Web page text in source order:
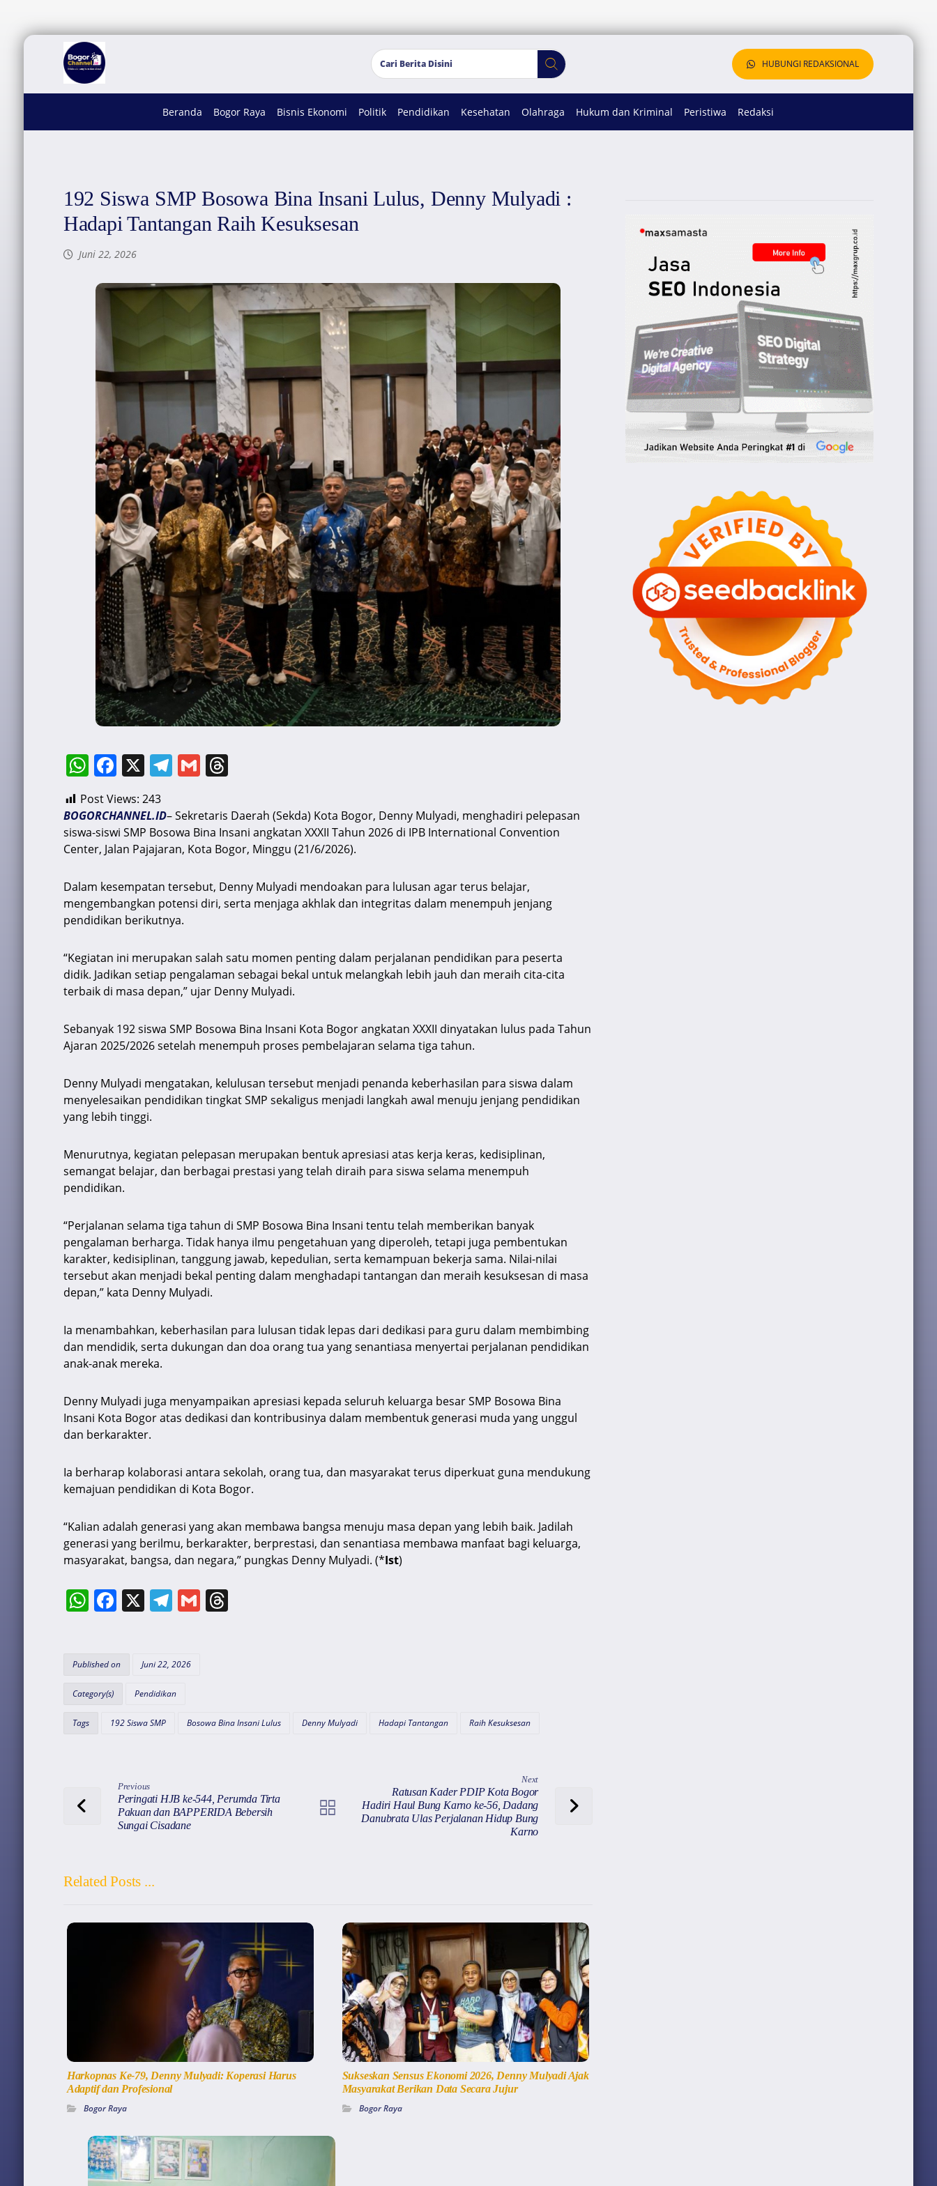
HUBUNGI REDAKSIONAL
Beranda Bogor Raya Bisnis Ekonomi Politik Pendidikan Kesehatan Olahraga Hukum dan Kriminal Peristiwa Redaksi
192 Siswa SMP Bosowa Bina Insani Lulus, Denny Mulyadi :
Hadapi Tantangan Raih Kesuksesan
Juni 22, 2026
W
h
at
s
A
p
p
F
c
e
b
o
o
k
X T
e
gr
a
m
G
ai
l
T
e
a
d
s
Post Views: 243
BOGORCHANNEL.ID– Sekretaris Daerah (Sekda) Kota Bogor, Denny Mulyadi, menghadiri pelepasan
siswa-siswi SMP Bosowa Bina Insani angkatan XXXII Tahun 2026 di IPB International Convention
Center, Jalan Pajajaran, Kota Bogor, Minggu (21/6/2026).
Dalam kesempatan tersebut, Denny Mulyadi mendoakan para lulusan agar terus belajar,
mengembangkan potensi diri, serta menjaga akhlak dan integritas dalam menempuh jenjang
pendidikan berikutnya.
“Kegiatan ini merupakan salah satu momen penting dalam perjalanan pendidikan para peserta
didik. Jadikan setiap pengalaman sebagai bekal untuk melangkah lebih jauh dan meraih cita-cita
terbaik di masa depan,” ujar Denny Mulyadi.
Sebanyak 192 siswa SMP Bosowa Bina Insani Kota Bogor angkatan XXXII dinyatakan lulus pada Tahun
Ajaran 2025/2026 setelah menempuh proses pembelajaran selama tiga tahun.
Denny Mulyadi mengatakan, kelulusan tersebut menjadi penanda keberhasilan para siswa dalam
menyelesaikan pendidikan tingkat SMP sekaligus menjadi langkah awal menuju jenjang pendidikan
yang lebih tinggi.
Menurutnya, kegiatan pelepasan merupakan bentuk apresiasi atas kerja keras, kedisiplinan,
semangat belajar, dan berbagai prestasi yang telah diraih para siswa selama menempuh
pendidikan.
“Perjalanan selama tiga tahun di SMP Bosowa Bina Insani tentu telah memberikan banyak
pengalaman berharga. Tidak hanya ilmu pengetahuan yang diperoleh, tetapi juga pembentukan
karakter, kedisiplinan, tanggung jawab, kepedulian, serta kemampuan bekerja sama. Nilai-nilai
tersebut akan menjadi bekal penting dalam menghadapi tantangan dan meraih kesuksesan di masa
depan,” kata Denny Mulyadi.
Ia menambahkan, keberhasilan para lulusan tidak lepas dari dedikasi para guru dalam membimbing
dan mendidik, serta dukungan dan doa orang tua yang senantiasa menyertai perjalanan pendidikan
anak-anak mereka.
Denny Mulyadi juga menyampaikan apresiasi kepada seluruh keluarga besar SMP Bosowa Bina
Insani Kota Bogor atas dedikasi dan kontribusinya dalam membentuk generasi muda yang unggul
dan berkarakter.
Ia berharap kolaborasi antara sekolah, orang tua, dan masyarakat terus diperkuat guna mendukung
kemajuan pendidikan di Kota Bogor.
“Kalian adalah generasi yang akan membawa bangsa menuju masa depan yang lebih baik. Jadilah
generasi yang berilmu, berkarakter, berprestasi, dan senantiasa membawa manfaat bagi keluarga,
masyarakat, bangsa, dan negara,” pungkas Denny Mulyadi. (*Ist)
W
s
A
p
F
e
o
o
X T
gr
a
m
G T
Published on Juni 22, 2026
Category(s) Pendidikan
Tags 192 Siswa SMP Bosowa Bina Insani Lulus Denny Mulyadi Hadapi Tantangan Raih Kesuksesan
Previous
Peringati HJB ke-544, Perumda Tirta
Pakuan dan BAPPERIDA Bebersih
Sungai Cisadane
Next
Ratusan Kader PDIP Kota Bogor
Hadiri Haul Bung Karno ke-56, Dadang
Danubrata Ulas Perjalanan Hidup Bung
Karno
Related Posts ...
Harkopnas Ke-79, Denny Mulyadi: Koperasi Harus
Adaptif dan Profesional
Bogor Raya
Sukseskan Sensus Ekonomi 2026, Denny Mulyadi Ajak
Masyarakat Berikan Data Secara Jujur
Bogor Raya